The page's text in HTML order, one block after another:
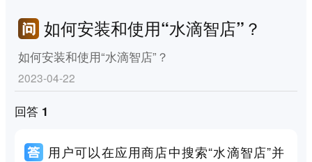
如何安装和使用“水滴智店”？
如何安装和使用“水滴智店”？
2023-04-22
回答 1
用户可以在应用商店中搜索“水滴智店”并